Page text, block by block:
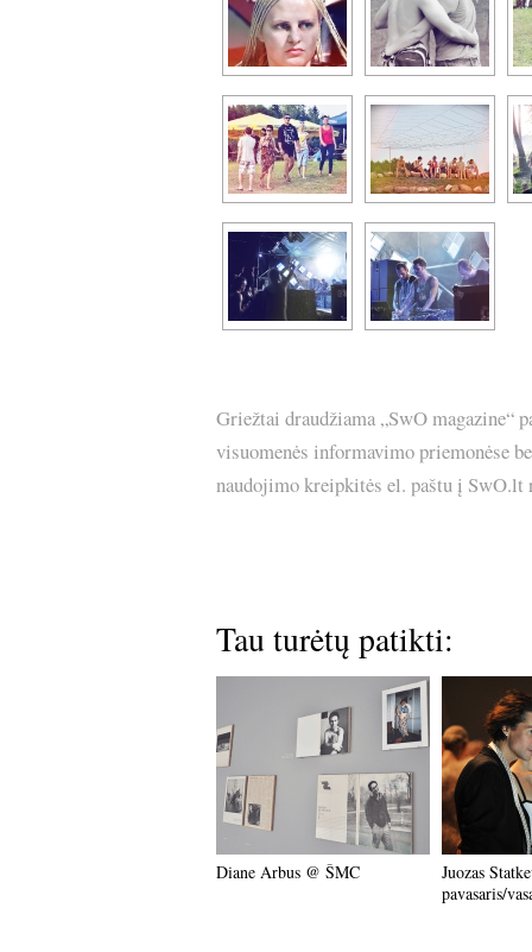
Griežtai draudžiama „SwO magazine“
visuomenės informavimo priemonėse
naudojimo kreipkitės el. paštu į
Tau turėtų patikti:
Diane Arbus @ ŠMC
Juozas
pavasaris/